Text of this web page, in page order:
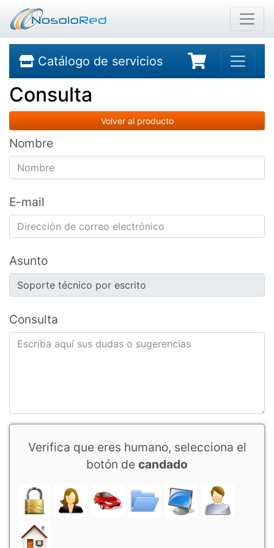
Catálogo de servicios
Consulta
Volver al producto
Nombre
E-mail
Asunto
Consulta
Verifica que eres humano, selecciona el
botón de candado